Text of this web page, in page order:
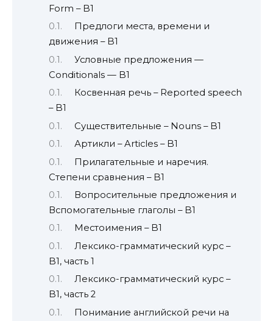
Form – B1
Предлоги места, времени и
движения – B1
Условные предложения —
Conditionals — B1
Косвенная речь – Reported speech
– B1
Существительные – Nouns – B1
Артикли – Articles – B1
Прилагательные и наречия.
Степени сравнения – B1
Вопросительные предложения и
Вспомогательные глаголы – B1
Местоимения – B1
Лексико-грамматический курс –
B1, часть 1
Лексико-грамматический курс –
B1, часть 2
Понимание английской речи на